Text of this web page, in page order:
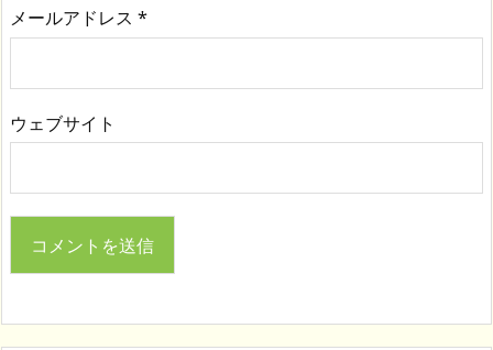
メールアドレス *
ウェブサイト